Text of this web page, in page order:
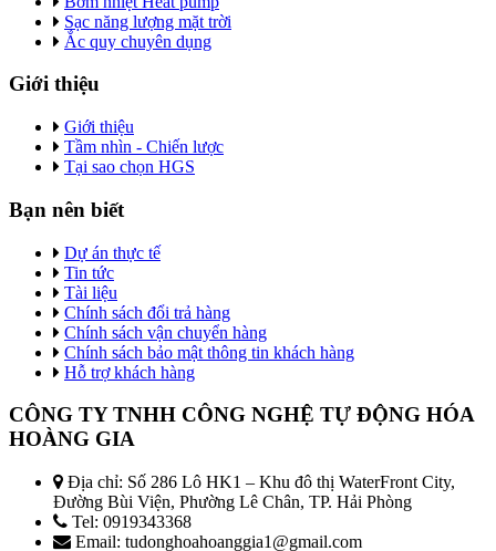
Sạc năng lượng mặt trời
Ắc quy chuyên dụng
Giới thiệu
Giới thiệu
Tầm nhìn - Chiến lược
Tại sao chọn HGS
Bạn nên biết
Dự án thực tế
Tin tức
Tài liệu
Chính sách đổi trả hàng
Chính sách vận chuyển hàng
Chính sách bảo mật thông tin khách hàng
Hỗ trợ khách hàng
CÔNG TY TNHH CÔNG NGHỆ TỰ ĐỘNG HÓA
HOÀNG GIA
Địa chỉ: Số 286 Lô HK1 – Khu đô thị WaterFront City,
Đường Bùi Viện, Phường Lê Chân, TP. Hải Phòng
Tel: 0919343368
Email: tudonghoahoanggia1@gmail.com